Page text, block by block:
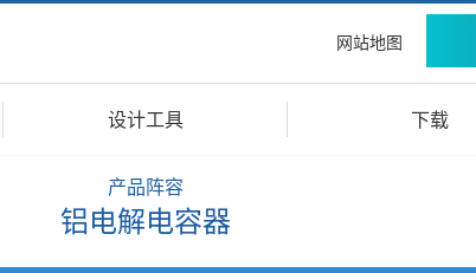
网站地图
设计工具 下载
产品阵容
铝电解电容器